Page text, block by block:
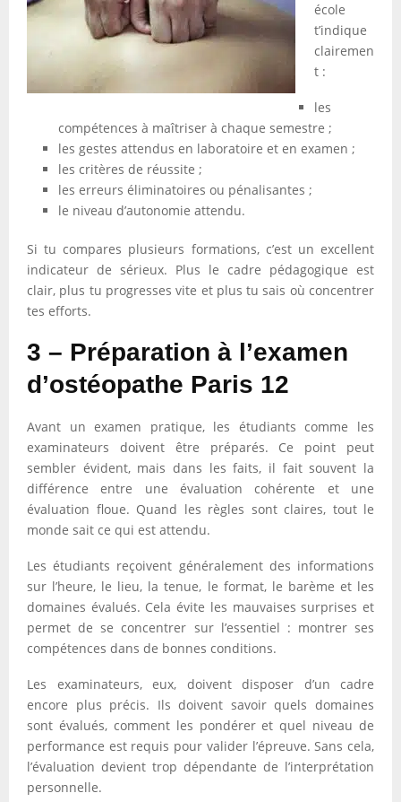
école
t’indique
clairemen
t :
les
compétences à maîtriser à chaque semestre ;
les gestes attendus en laboratoire et en examen ;
les critères de réussite ;
les erreurs éliminatoires ou pénalisantes ;
le niveau d’autonomie attendu.
Si tu compares plusieurs formations, c’est un excellent
indicateur de sérieux. Plus le cadre pédagogique est
clair, plus tu progresses vite et plus tu sais où concentrer
tes efforts.
3 – Préparation à l’examen
d’ostéopathe Paris 12
Avant un examen pratique, les étudiants comme les
examinateurs doivent être préparés. Ce point peut
sembler évident, mais dans les faits, il fait souvent la
différence entre une évaluation cohérente et une
évaluation floue. Quand les règles sont claires, tout le
monde sait ce qui est attendu.
Les étudiants reçoivent généralement des informations
sur l’heure, le lieu, la tenue, le format, le barème et les
domaines évalués. Cela évite les mauvaises surprises et
permet de se concentrer sur l’essentiel : montrer ses
compétences dans de bonnes conditions.
Les examinateurs, eux, doivent disposer d’un cadre
encore plus précis. Ils doivent savoir quels domaines
sont évalués, comment les pondérer et quel niveau de
performance est requis pour valider l’épreuve. Sans cela,
l’évaluation devient trop dépendante de l’interprétation
personnelle.